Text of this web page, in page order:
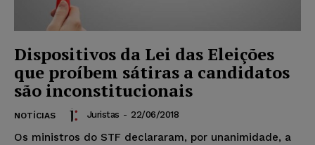
Dispositivos da Lei das Eleições
que proíbem sátiras a candidatos
são inconstitucionais
NOTÍCIAS Juristas - 22/06/2018
Os ministros do STF declararam, por unanimidade, a